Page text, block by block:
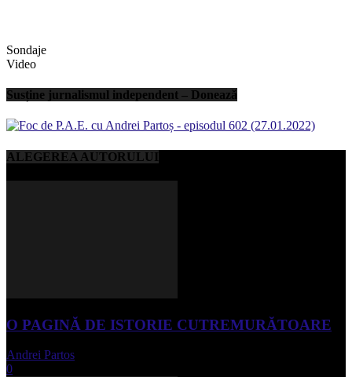
Sondaje
Video
Susține jurnalismul independent – Donează
ALEGEREA AUTORULUI
O PAGINĂ DE ISTORIE CUTREMURĂTOARE
Andrei Partos
0